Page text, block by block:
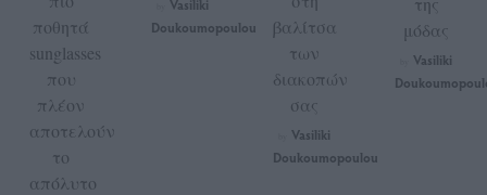
ποθητά
sunglasses
που
πλέον
αποτελούν
το
απόλυτο
Vasiliki
Doukoumopoulou
βαλίτσα
των
διακοπών
σας
Vasiliki
Doukoumopoulou
μόδας
Vasiliki